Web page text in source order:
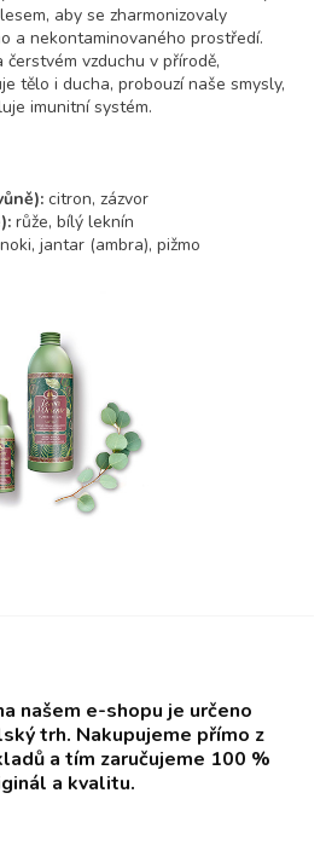
aby se zharmonizovaly
a nekontaminovaného prostředí.
vzduchu v přírodě,
tělo i ducha, probouzí naše smysly,
imunitní systém.
: citron, zázvor
: růže, bílý leknín
jantar (ambra), pižmo
našem e-shopu je určeno
trh. Nakupujeme přímo z
a tím zaručujeme 100 %
a kvalitu.